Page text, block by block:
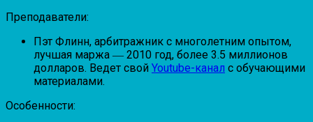
Преподаватели:
Пэт Флинн, арбитражник с многолетним опытом,
лучшая маржа ― 2010 год, более 3.5 миллионов
долларов. Ведет свой Youtube-канал с обучающими
материалами.
Особенности: